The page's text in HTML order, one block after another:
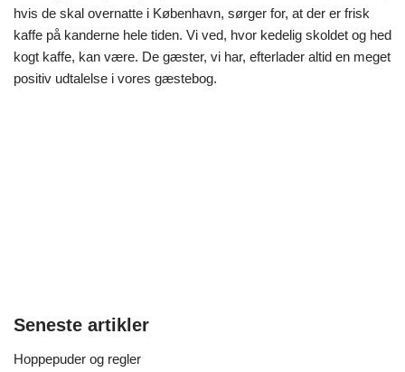
hvis de skal overnatte i København, sørger for, at der er frisk
kaffe på kanderne hele tiden. Vi ved, hvor kedelig skoldet og hed
kogt kaffe, kan være. De gæster, vi har, efterlader altid en meget
positiv udtalelse i vores gæstebog.
Seneste artikler
Hoppepuder og regler